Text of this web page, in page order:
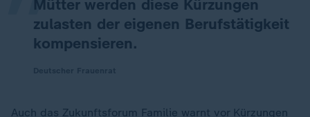
Mütter werden diese Kürzungen
zulasten der eigenen Berufstätigkeit
kompensieren.
Auch das Zukunftsforum Familie warnt vor Kürzungen